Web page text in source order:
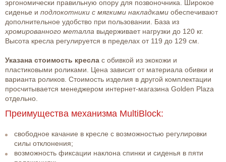
эргономически правильную опору для позвоночника. Широкое
сиденье и подлокотники с мягкими накладками обеспечивают
дополнительное удобство при пользовании. База из
хромированного металла выдерживает нагрузки до 120 кг.
Высота кресла регулируется в пределах от 119 до 129 см.
Указана стоимость кресла с обивкой из экокожи и
пластиковыми роликами. Цена зависит от материала обивки и
варианта роликов. Стоимость изделия в другой комплектации
просчитывается менеджером интернет-магазина Golden Plaza
отдельно.
Преимущества механизма MultiBlock:
свободное качание в кресле с возможностью регулировки
силы отклонения;
возможность фиксации наклона спинки и сиденья в пяти